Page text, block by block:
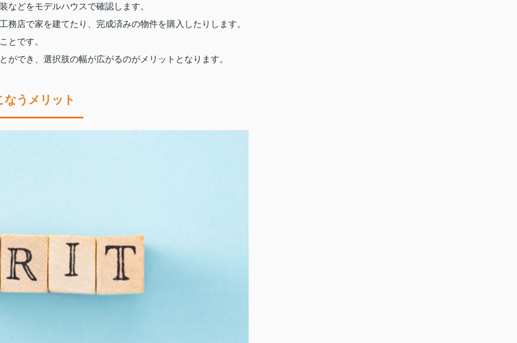
などをモデルハウスで確認します。
店で家を建てたり、完成済みの物件を購入したりします。
とです。
でき、選択肢の幅が広がるのがメリットとなります。
うメリット